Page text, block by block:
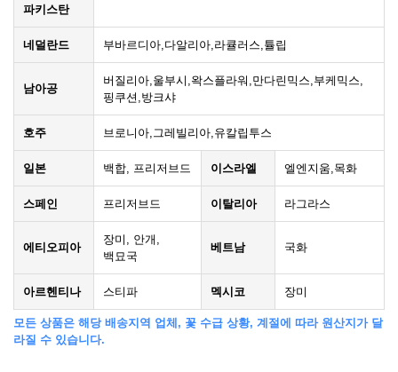
파키스탄
네덜란드 부바르디아,다알리아,라큘러스,튤립
남아공
버질리아,울부시,왁스플라워,만다린믹스,부케믹스,
핑쿠션,방크샤
호주 브로니아,그레빌리아,유칼립투스
일본 백합, 프리저브드 이스라엘 엘엔지움,목화
스페인 프리저브드 이탈리아 라그라스
에티오피아
장미, 안개,
백묘국
베트남 국화
아르헨티나 스티파 멕시코 장미
모든 상품은 해당 배송지역 업체, 꽃 수급 상황, 계절에 따라 원산지가 달
라질 수 있습니다.